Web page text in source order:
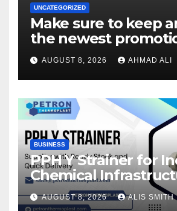
UNCATEGORIZED
Make sure to keep
the newest
once logging in to
your winnings
AUGUST 8, 2026 AHMAD ALI
BUSINESS
PPH Y Strainer for
Chemical
AUGUST 8, 2026 ALIS SMITH